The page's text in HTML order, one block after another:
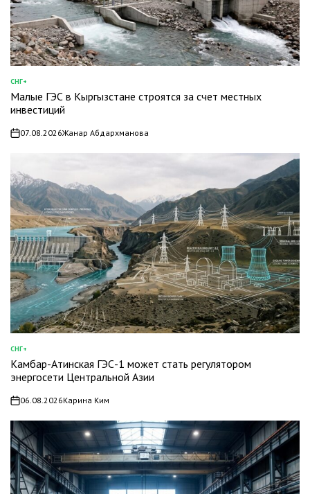
ОПУБЛИКОВАНО
В
СНГ+
Малые ГЭС в Кыргызстане строятся за счет местных
инвестиций
on07.08.2026Жанар Абдархманова
ОПУБЛИКОВАНО
В
СНГ+
Камбар-Атинская ГЭС-1 может стать регулятором
энергосети Центральной Азии
on06.08.2026Карина Ким